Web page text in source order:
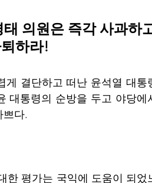
의원은 즉각 사과하
하라!
대통령의 순방을 두고 야당에
다.